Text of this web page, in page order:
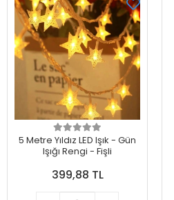
5 Metre Yıldız LED Işık - Gün
Işığı Rengi - Fişli
399,88 TL